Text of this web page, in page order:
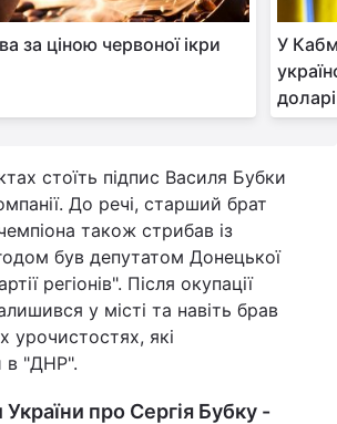
за ціною червоної ікри
У
стоїть підпис Василя Бубки
До речі, старший брат
також стрибав із
був депутатом Донецької
регіонів". Після окупації
у місті та навіть брав
урочистостях, які
в "ДНР".
України про Сергія Бубку -